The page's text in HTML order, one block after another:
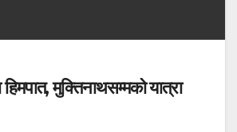
मुक्तिनाथसम्मको यात्रा